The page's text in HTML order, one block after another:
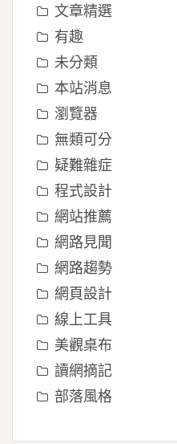
文章精選
有趣
未分類
本站消息
瀏覽器
無類可分
疑難雜症
程式設計
網站推薦
網路見聞
網路趨勢
網頁設計
線上工具
美觀桌布
讀網摘記
部落風格